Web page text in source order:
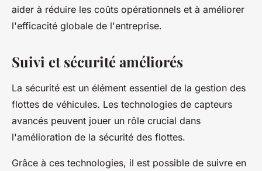
aider à réduire les coûts opérationnels et à améliorer
l'efficacité globale de l'entreprise.
Suivi et sécurité améliorés
La sécurité est un élément essentiel de la gestion des
flottes de véhicules. Les technologies de capteurs
avancés peuvent jouer un rôle crucial dans
l'amélioration de la sécurité des flottes.
Grâce à ces technologies, il est possible de suivre en